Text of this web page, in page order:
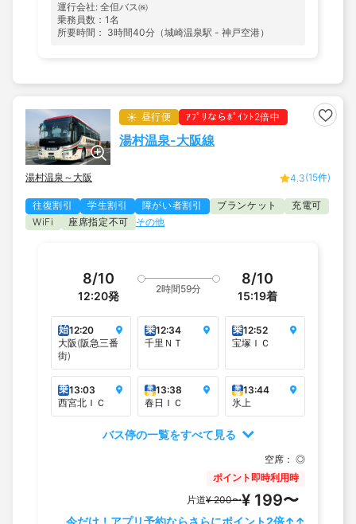
運行会社: 全但バス㈱
乗務員数：1名
所要時間： 3時間40分（城崎温泉駅 - 神戸空港）
昼行便 ｱﾌﾟﾘならﾎﾟｲﾝﾄ2倍中
湯村温泉-大阪線
湯村温泉～大阪 4.3(15件)
往復割引 学生割引 障がい者割引 ブランケット
充電可
WiFi
座席指定不可 その他
8/10
12:20発
2時間59分
8/10
15:19着
始12:20
大阪(阪急三番
街)
乗12:34
千里ＮＴ
乗12:52
宝塚ＩＣ
乗13:03
西宮北ＩＣ
乗
降 13:38
春日ＩＣ
乗
降 13:44
氷上
バス停の一覧をすべて見る
空席： ◎
ポイント即時利用時
片道¥ 200〜¥ 199〜
今だけ！アプリ予約ならさらにポイント2倍↑↑